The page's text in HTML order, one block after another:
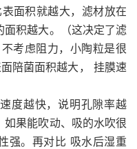
面积就越大，滤材放在
积越大。（这决定了滤
考虑阻力，小陶粒是很
陪菌面积越大， 挂膜速
度越快，说明孔隙率越
果能吹动、吸的水吹很
强。再对比 吸水后湿重